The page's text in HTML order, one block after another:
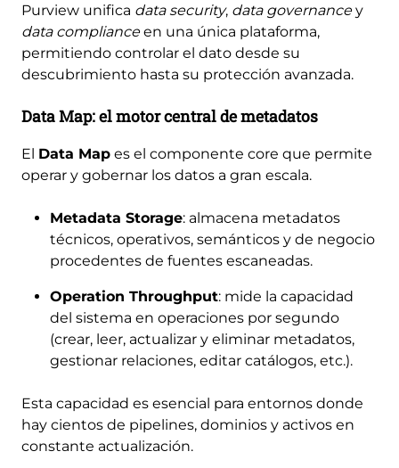
Purview unifica data security, data governancey
data complianceen una única plataforma,
permitiendo controlar el dato desde su
descubrimiento hasta su protección avanzada.
Data Map: el motor central de metadatos
El Data Map es el componente core que permite
operar y gobernar los datos a gran escala.
Metadata Storage: almacena metadatos
técnicos, operativos, semánticos y de negocio
procedentes de fuentes escaneadas.
Operation Throughput: mide la capacidad
del sistema en operaciones por segundo
(crear, leer, actualizar y eliminar metadatos,
gestionar relaciones, editar catálogos, etc.).
Esta capacidad es esencial para entornos donde
hay cientos de pipelines, dominios y activos en
constante actualización.